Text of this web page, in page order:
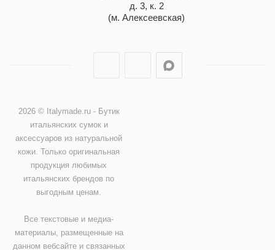
д. 3, к. 2
(м. Алексеевская)
2026 © Italymade.ru - Бутик
итальянских сумок и
аксессуаров из натуральной
кожи. Только оригинальная
продукция любимых
итальянских брендов по
выгодным ценам.
Все текстовые и медиа-
материалы, размещенные на
данном вебсайте и связанных